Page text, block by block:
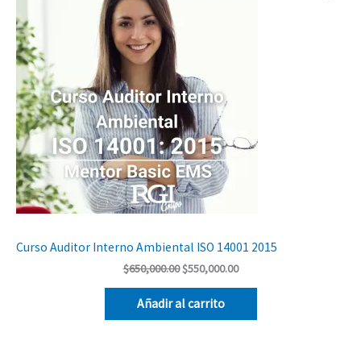
Curso Auditor Interno Ambiental ISO 14001 2015
$650,000.00$550,000.00
Añadir al carrito